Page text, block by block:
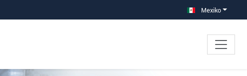
Mexiko